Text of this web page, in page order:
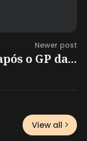
Newer post
o GP da...
View all